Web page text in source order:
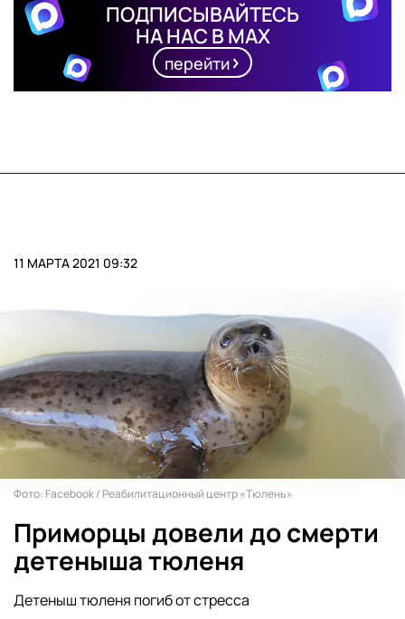
ПОДПИСЫВАЙТЕСЬ
НА НАС В MAX
перейти
11 МАРТА 2021 09:32
Фото: Facebook / Реабилитационный центр «Тюлень»
Приморцы довели до смерти
детеныша тюленя
Детеныш тюленя погиб от стресса